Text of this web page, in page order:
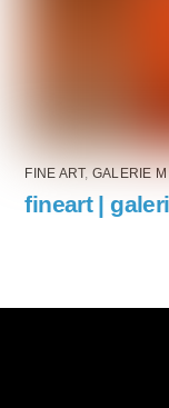
FINE ART, GALERIE
fineart |